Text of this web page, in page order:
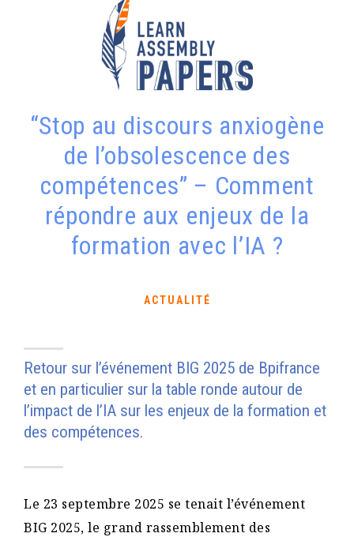
“Stop au discours anxiogène
de l’obsolescence des
compétences” – Comment
répondre aux enjeux de la
formation avec l’IA ?
ACTUALITÉ
Retour sur l’événement BIG 2025 de Bpifrance
et en particulier sur la table ronde autour de
l’impact de l’IA sur les enjeux de la formation et
des compétences.
Le 23 septembre 2025 se tenait l’événement
BIG 2025, le grand rassemblement des